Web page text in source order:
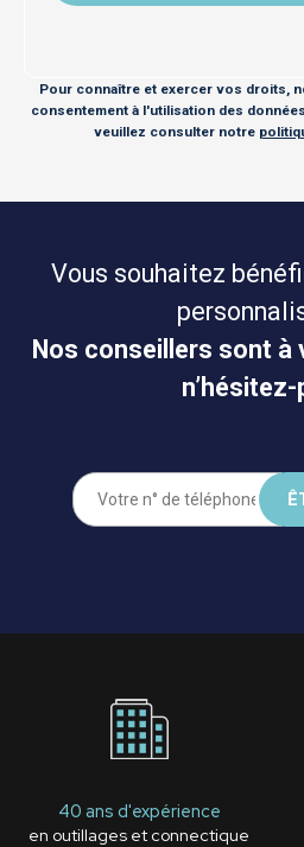
Pour connaître et exercer vos droits,
consentement à l'utilisation des
veuillez consulter notre
Vous souhaitez
Nos conseillers sont à
n’hésitez-
40 ans d'expérience
en outillages et connectique